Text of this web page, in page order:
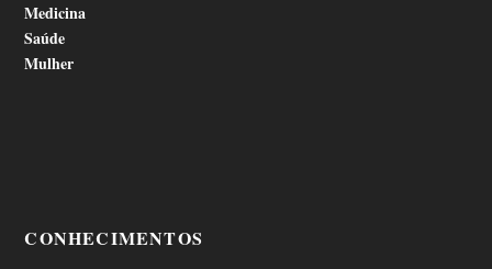
Medicina
Saúde
Mulher
CONHECIMENTOS